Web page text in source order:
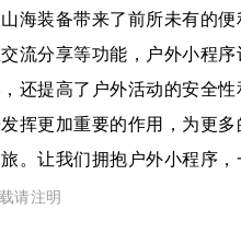
海装备带来了前所未有的
流分享等功能，户外小程
还提高了户外活动的安全
挥更加重要的作用，为更
。让我们拥抱户外小程序
请注明